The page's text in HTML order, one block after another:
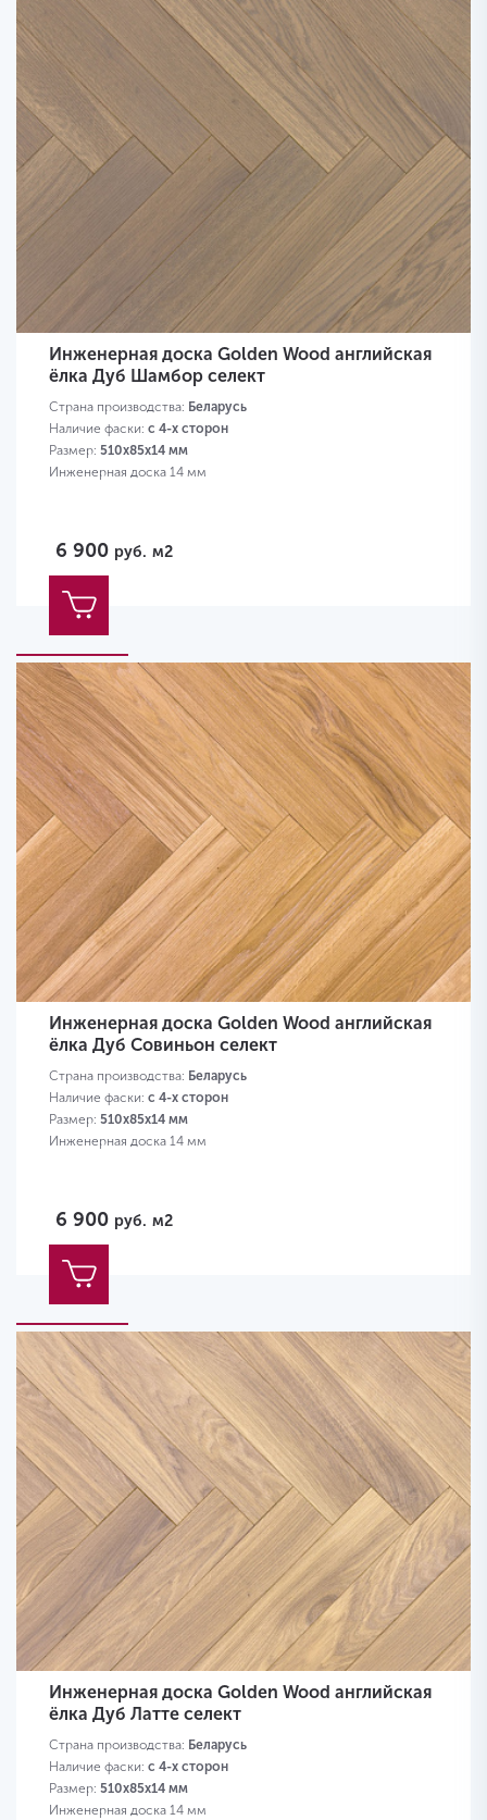
Инженерная доска Golden Wood английская
ёлка Дуб Шамбор селект
Страна производства: Беларусь
Наличие фаски: с 4-х сторон
Размер: 510х85х14 мм
Инженерная доска 14 мм
6 900 руб. м2
Инженерная доска Golden Wood английская
ёлка Дуб Совиньон селект
Страна производства: Беларусь
Наличие фаски: с 4-х сторон
Размер: 510х85х14 мм
Инженерная доска 14 мм
6 900 руб. м2
Инженерная доска Golden Wood английская
ёлка Дуб Латте селект
Страна производства: Беларусь
Наличие фаски: с 4-х сторон
Размер: 510х85х14 мм
Инженерная доска 14 мм